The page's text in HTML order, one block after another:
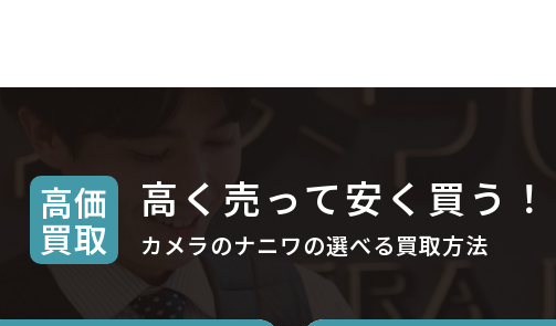
高価
買取
高く売って安く買う！
カメラのナニワの選べる買取方法